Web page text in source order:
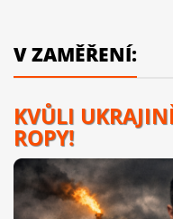
V ZAMĚŘENÍ:
KVŮLI
ROPY!